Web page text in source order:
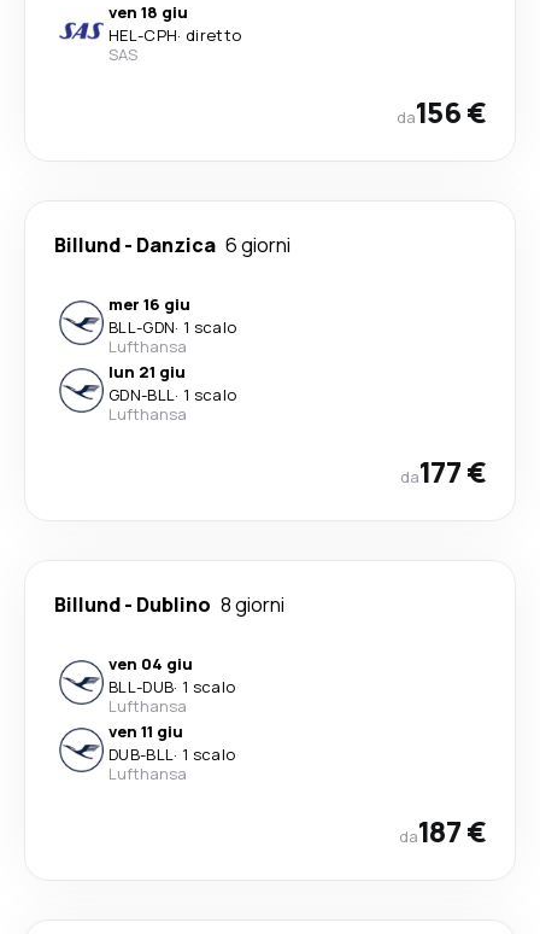
ven 18 giu
HEL-CPH· diretto
SAS
da156 €
Billund- Danzica 6 giorni
mer 16 giu
BLL-GDN· 1 scalo
Lufthansa
lun 21 giu
GDN-BLL· 1 scalo
Lufthansa
da177 €
Billund- Dublino 8 giorni
ven 04 giu
BLL-DUB· 1 scalo
Lufthansa
ven 11 giu
DUB-BLL· 1 scalo
Lufthansa
da187 €